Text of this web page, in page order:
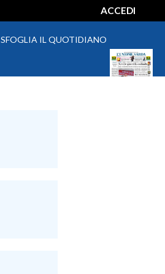
ACCEDI
SFOGLIA IL QUOTIDIANO